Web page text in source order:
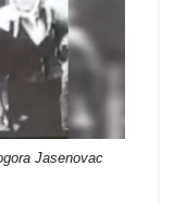
Jasenovac